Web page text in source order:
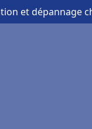
et dépannage